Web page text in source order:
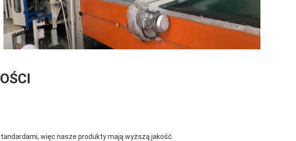
więc nasze produkty mają wyższą jakość.